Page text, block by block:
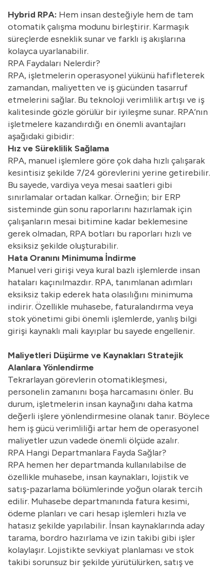
Hybrid RPA: Hem insan desteğiyle hem de tam
otomatik çalışma modunu birleştirir. Karmaşık
süreçlerde esneklik sunar ve farklı iş akışlarına
kolayca uyarlanabilir.
RPA Faydaları Nelerdir?
RPA, işletmelerin operasyonel yükünü hafifleterek
zamandan, maliyetten ve iş gücünden tasarruf
etmelerini sağlar. Bu teknoloji verimlilik artışı ve iş
kalitesinde gözle görülür bir iyileşme sunar. RPA’nın
işletmelere kazandırdığı en önemli avantajları
aşağıdaki gibidir:
Hız ve Süreklilik Sağlama
RPA, manuel işlemlere göre çok daha hızlı çalışarak
kesintisiz şekilde 7/24 görevlerini yerine getirebilir.
Bu sayede, vardiya veya mesai saatleri gibi
sınırlamalar ortadan kalkar. Örneğin; bir ERP
sisteminde gün sonu raporlarını hazırlamak için
çalışanların mesai bitimine kadar beklemesine
gerek olmadan, RPA botları bu raporları hızlı ve
eksiksiz şekilde oluşturabilir.
Hata Oranını Minimuma İndirme
Manuel veri girişi veya kural bazlı işlemlerde insan
hataları kaçınılmazdır. RPA, tanımlanan adımları
eksiksiz takip ederek hata olasılığını minimuma
indirir. Özellikle muhasebe, faturalandırma veya
stok yönetimi gibi önemli işlemlerde, yanlış bilgi
girişi kaynaklı mali kayıplar bu sayede engellenir.
Maliyetleri Düşürme ve Kaynakları Stratejik
Alanlara Yönlendirme
Tekrarlayan görevlerin otomatikleşmesi,
personelin zamanını boşa harcamasını önler. Bu
durum, işletmelerin insan kaynağını daha katma
değerli işlere yönlendirmesine olanak tanır. Böylece
hem iş gücü verimliliği artar hem de operasyonel
maliyetler uzun vadede önemli ölçüde azalır.
RPA Hangi Departmanlara Fayda Sağlar?
RPA hemen her departmanda kullanılabilse de
özellikle muhasebe, insan kaynakları, lojistik ve
satış-pazarlama bölümlerinde yoğun olarak tercih
edilir. Muhasebe departmanında fatura kesimi,
ödeme planları ve cari hesap işlemleri hızla ve
hatasız şekilde yapılabilir. İnsan kaynaklarında aday
tarama, bordro hazırlama ve izin takibi gibi işler
kolaylaşır. Lojistikte sevkiyat planlaması ve stok
takibi sorunsuz bir şekilde yürütülürken, satış ve